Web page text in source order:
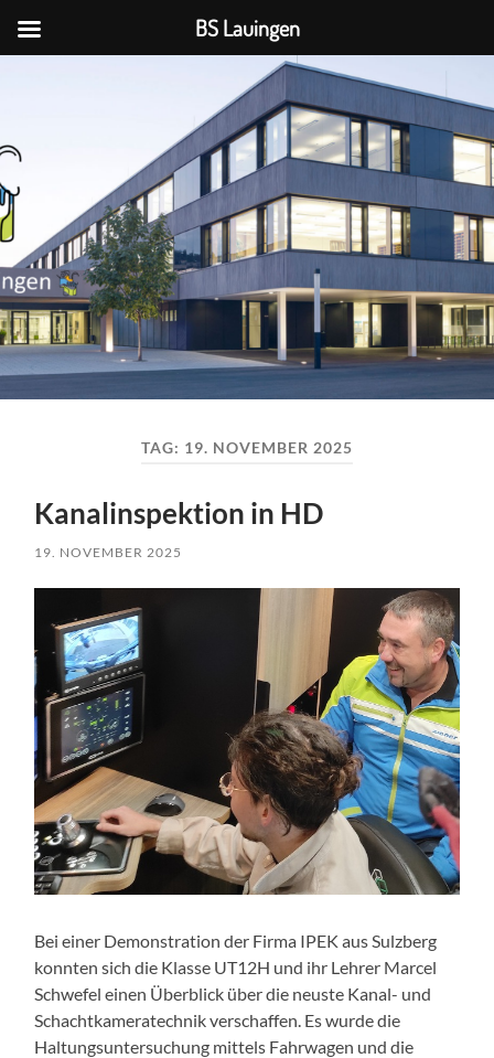
BS
TAG: 19. NOVEMBER 2025
Kanalinspektion in HD
19. NOVEMBER 2025
Bei einer Demonstration der Firma IPEK aus Sulzberg
konnten sich die Klasse UT12H und ihr Lehrer Marcel
Schwefel einen Überblick über die neuste Kanal- und
Schachtkameratechnik verschaffen. Es wurde die
Haltungsuntersuchung mittels Fahrwagen und die
BS Lauingen